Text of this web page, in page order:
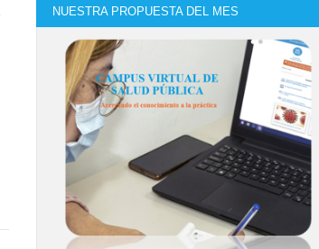
NUESTRA PROPUESTA DEL MES